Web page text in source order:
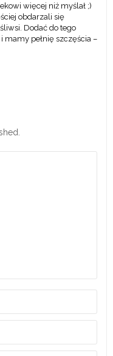
więcej niż myślał ;)
obdarzali się
Dodać do tego
mamy pełnię szczęścia –